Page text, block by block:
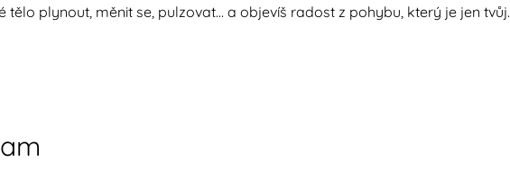
tělo plynout, měnit se, pulzovat… a objevíš radost z pohybu, který je jen tvůj.